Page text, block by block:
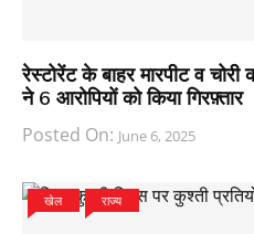
रेस्टोरेंट के बाहर मारपीट व
ने 6 आरोपियों को किया गिरफ़्तार
Posted On: June 6, 2025
खेल राज्य